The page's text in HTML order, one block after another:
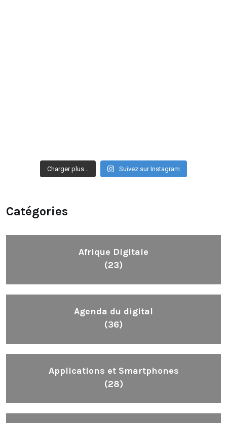
Charger plus… Suivez sur Instagram
Catégories
Afrique Digitale
(23)
Agenda du digital
(36)
Applications et Smartphones
(28)